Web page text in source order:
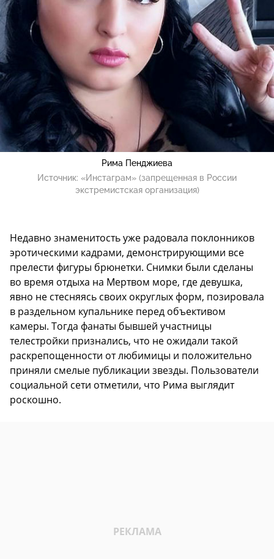
Рима Пенджиева
Источник: «Инстаграм» (запрещенная в России
экстремистская организация)
Недавно знаменитость уже радовала поклонников
эротическими кадрами, демонстрирующими все
прелести фигуры брюнетки. Снимки были сделаны
во время отдыха на Мертвом море, где девушка,
явно не стесняясь своих округлых форм, позировала
в раздельном купальнике перед объективом
камеры. Тогда фанаты бывшей участницы
телестройки признались, что не ожидали такой
раскрепощенности от любимицы и положительно
приняли смелые публикации звезды. Пользователи
социальной сети отметили, что Рима выглядит
роскошно.